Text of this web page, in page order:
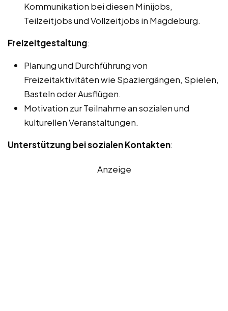
Kommunikation bei diesen Minijobs,
Teilzeitjobs und Vollzeitjobs in Magdeburg.
Freizeitgestaltung:
Planung und Durchführung von
Freizeitaktivitäten wie Spaziergängen, Spielen,
Basteln oder Ausflügen.
Motivation zur Teilnahme an sozialen und
kulturellen Veranstaltungen.
Unterstützung bei sozialen Kontakten:
Anzeige